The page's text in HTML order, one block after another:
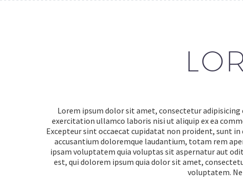
Lorem ipsum dolor sit amet, consectetur
exercitation ullamco laboris nisi ut aliquip ex ea
Excepteur sint occaecat cupidatat non proident, sunt
accusantium doloremque laudantium, totam rem
ipsam voluptatem quia voluptas sit aspernatur aut
est, qui dolorem ipsum quia dolor sit amet,
voluptatem.